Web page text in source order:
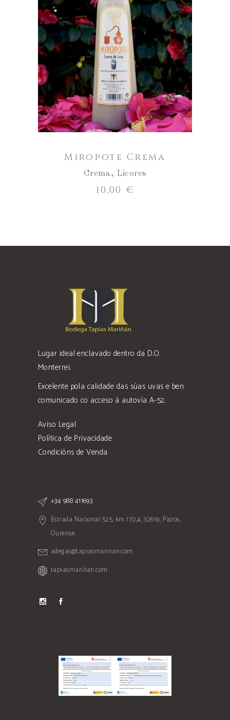
ENGADIR AO CARRO
Miropote Crema
Crema, Licores
10,00 €
Lugar ideal enclavado dentro da D.O.
Monterrei.
Excelente pola calidade das súas uvas e ben
comunicado co acceso á autovía A-52.
Aviso Legal
Política de Privacidade
Condicións de Venda
+34 988 411693
Estrada Nacional 525, km 170,4, 32619, Pazos,
Ourense
adegas@tapiasmarinan.com
tapiasmariñan.com